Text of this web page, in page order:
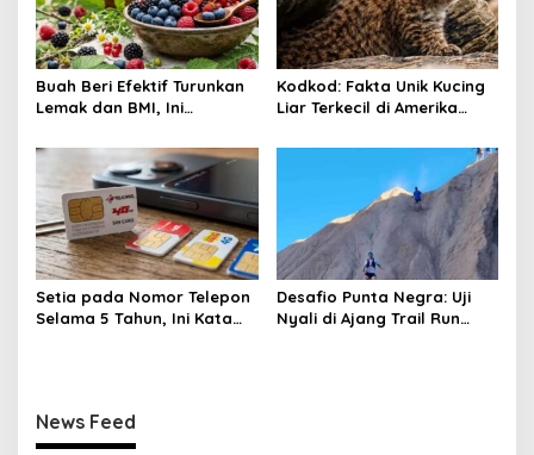
Buah Beri Efektif Turunkan
Lemak dan BMI, Ini
Kodkod: Fakta Unik Kucing
Liar Terkecil di Amerika
Setia pada Nomor Telepon
Selama 5 Tahun, Ini Kata
Desafio Punta Negra: Uji
Nyali di Ajang Trail Run
News Feed